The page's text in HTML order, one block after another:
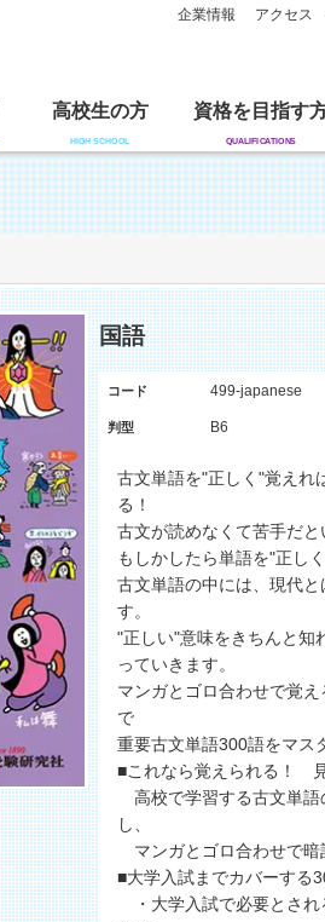
企業情報 アクセス
高校生の方 資格を目指す
国語
コード 499-japanese
判型 B6
古文単語を"正しく"覚えれ
る！
古文が読めなくて苦手だと
もしかしたら単語を"正し
古文単語の中には、現代
す。
"正しい"意味をきちんと知
っていきます。
マンガとゴロ合わせで覚え
で
重要古文単語300語をマス
■これなら覚えられる！
高校で学習する古文単語
し、
マンガとゴロ合わせで暗
■大学入試までカバーする
・大学入試で必要とされ